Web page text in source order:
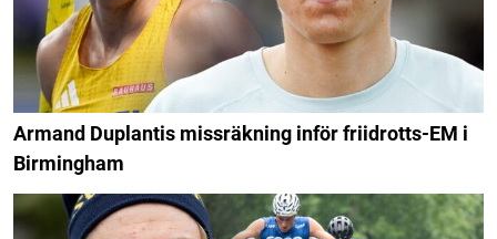
Armand Duplantis missräkning inför friidrotts-EM i
Birmingham